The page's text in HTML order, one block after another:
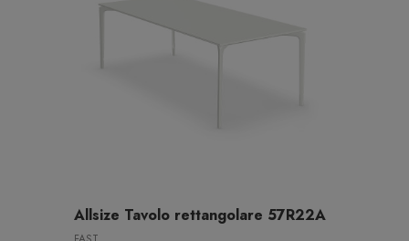
Allsize Tavolo rettangolare 57R22A